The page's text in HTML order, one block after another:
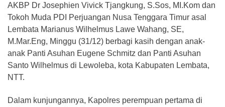
AKBP Dr Josephien Vivick Tjangkung, S.Sos, MI.Kom dan
Tokoh Muda PDI Perjuangan Nusa Tenggara Timur asal
Lembata Marianus Wilhelmus Lawe Wahang, SE,
M.Mar.Eng, Minggu (31/12) berbagi kasih dengan anak-
anak Panti Asuhan Eugene Schmitz dan Panti Asuhan
Santo Wilhelmus di Lewoleba, kota Kabupaten Lembata,
NTT.
Dalam kunjungannya, Kapolres perempuan pertama di